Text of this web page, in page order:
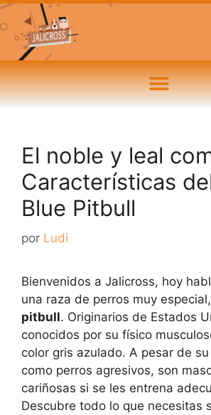
El noble y leal
Características
Blue Pitbull
por Ludi
Bienvenidos a Jalicross, hoy
una raza de perros muy
pitbull. Originarios de Estados
conocidos por su físico
color gris azulado. A pesar de
como perros agresivos, son
cariñosas si se les entrena
Descubre todo lo que necesitas